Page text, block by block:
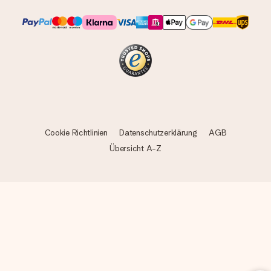
Cookie Richtlinien Datenschutzerklärung
AGB
Übersicht A-Z